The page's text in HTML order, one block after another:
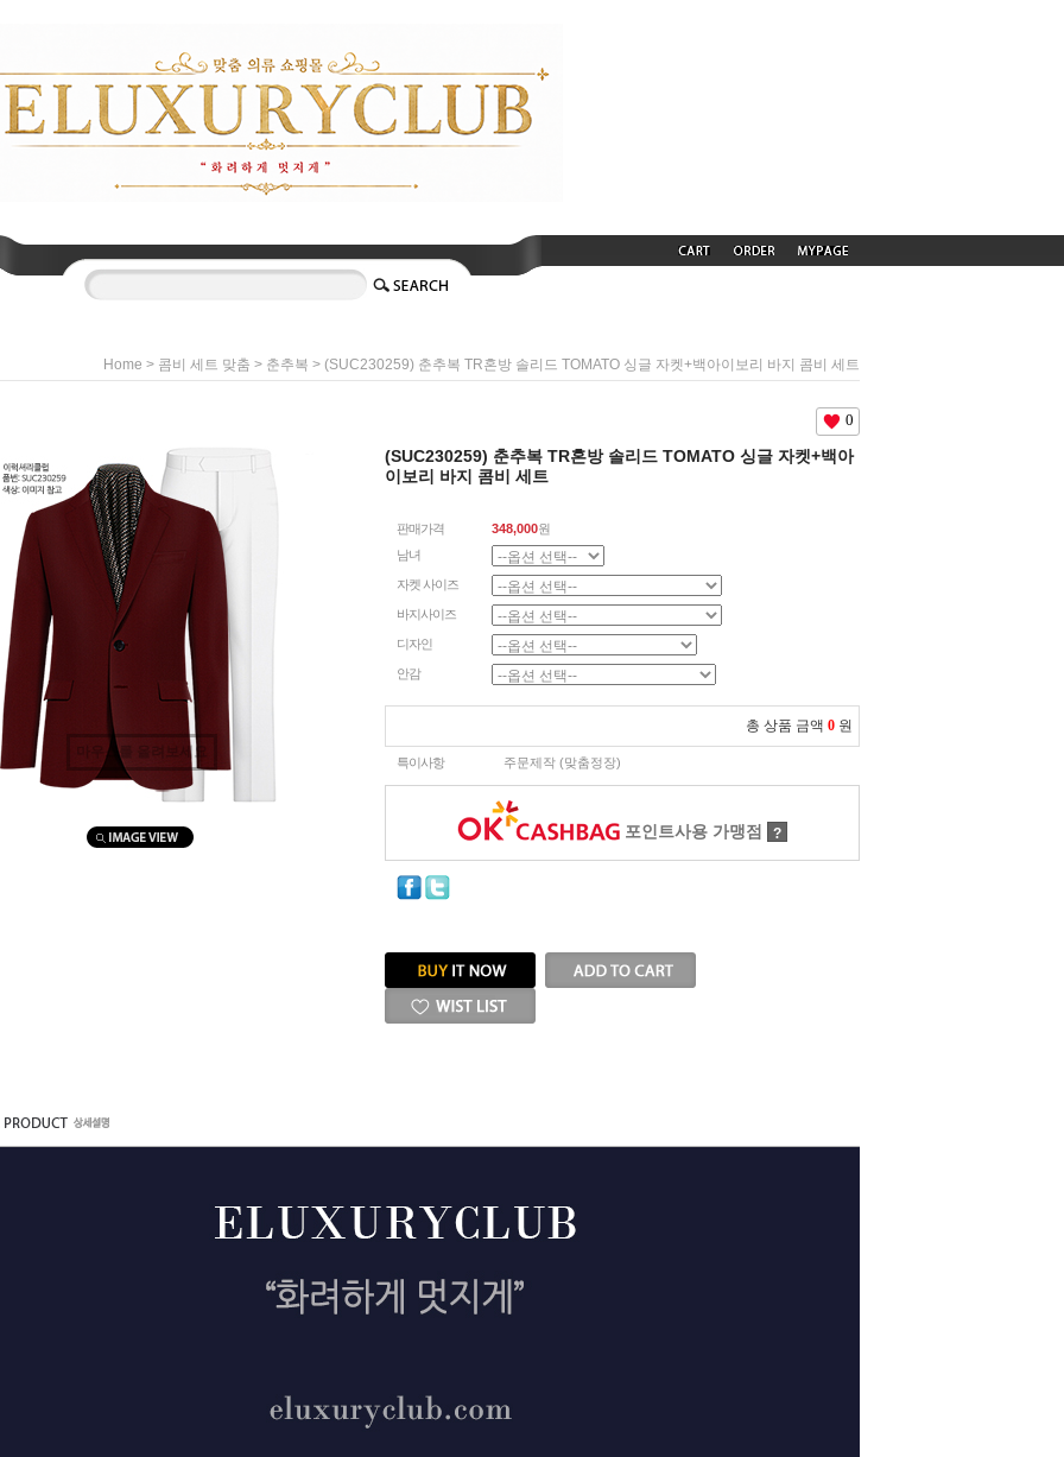
Home > 콤비 세트 맞춤 > 춘추복 > (SUC230259) 춘추복 TR혼방 솔리드 TOMATO 싱글 자켓+백아이보리 바지 콤비 세트
마우스를 올려보세요
0
(SUC230259) 춘추복 TR혼방 솔리드 TOMATO 싱글 자켓+백아
이보리 바지 콤비 세트
판매가격 348,000원
남녀
자켓 사이즈
바지사이즈
디자인
안감
총 상품 금액 0 원
특이사항 주문제작 (맞춤정장)
포인트사용 가맹점 ?